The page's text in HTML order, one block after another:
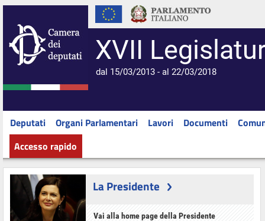
XVII
dal 15/03/2013 - al 22/03/2018
Deputati Organi Parlamentari Lavori Documenti
Accesso rapido
La Presidente
Vai alla home page della Presidente